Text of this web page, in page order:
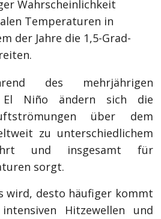
Wahrscheinlichkeit
Temperaturen in
der Jahre die 1,5-Grad-
des mehrjährigen
El Niño ändern sich die
über dem
zu unterschiedlichem
und insgesamt für
sorgt.
wird, desto häufiger kommt
Hitzewellen und